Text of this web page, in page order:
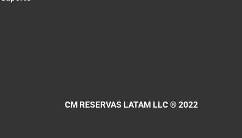
CM RESERVAS LATAM LLC® 2022